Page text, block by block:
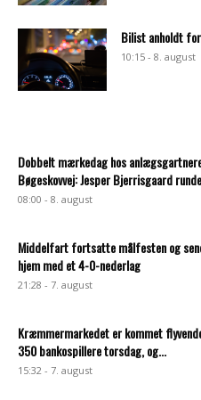
Bilist anholdt
10:15 - 8. august
Dobbelt mærkedag hos
Bøgeskovvej: Jesper Bjerrisgaard
08:00 - 8. august
Middelfart fortsatte målfesten og
hjem med et 4-0-nederlag
21:28 - 7. august
Kræmmermarkedet er kommet
350 bankospillere torsdag, og...
15:32 - 7. august